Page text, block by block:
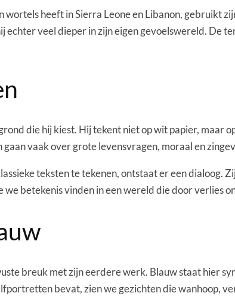
wortels heeft in Sierra Leone en Libanon, gebruikt
veel dieper in zijn eigen gevoelswereld. De
die hij kiest. Hij tekent niet op wit papier, maar
vaak over grote levensvragen, moraal en
teksten te tekenen, ontstaat er een
we betekenis vinden in een wereld die door verlies
breuk met zijn eerdere werk. Blauw staat hier
bevat, zien we gezichten die wanhoop,